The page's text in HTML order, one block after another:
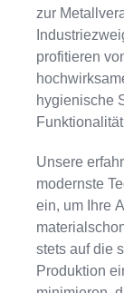
zur
profitieren
hygienische
Unsere
modernste
ein, um Ihre
stets auf die
Produktion